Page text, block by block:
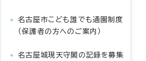
名古屋市こども誰でも通園制度
（保護者の方へのご案内）
名古屋城現天守閣の記録を募集